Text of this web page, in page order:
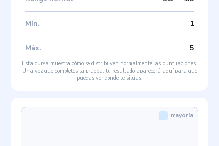
Mín. 1
Máx. 5
Esta curva muestra cómo se distribuyen normalmente las puntuaciones.
Una vez que completes la prueba, tu resultado aparecerá aquí para que
puedas ver dónde te sitúas.
mayoría